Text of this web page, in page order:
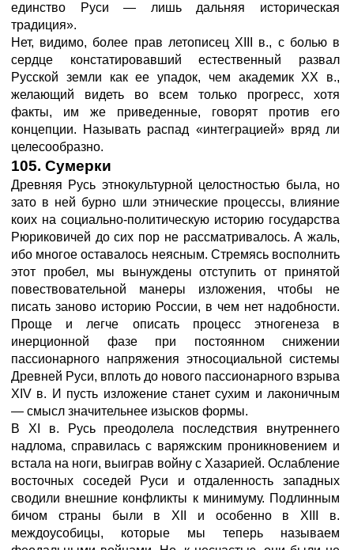
единство Руси — лишь дальняя историческая
традиция».
Нет, видимо, более прав летописец XIII в., с болью в
сердце констатировавший естественный развал
Русской земли как ее упадок, чем академик XX в.,
желающий видеть во всем только прогресс, хотя
факты, им же приведенные, говорят против его
концепции. Называть распад «интеграцией» вряд ли
целесообразно.
105. Сумерки
Древняя Русь этнокультурной целостностью была, но
зато в ней бурно шли этнические процессы, влияние
коих на социально-политическую историю государства
Рюриковичей до сих пор не рассматривалось. А жаль,
ибо многое оставалось неясным. Стремясь восполнить
этот пробел, мы вынуждены отступить от принятой
повествовательной манеры изложения, чтобы не
писать заново историю России, в чем нет надобности.
Проще и легче описать процесс этногенеза в
инерционной фазе при постоянном снижении
пассионарного напряжения этносоциальной системы
Древней Руси, вплоть до нового пассионарного взрыва
XIV в. И пусть изложение станет сухим и лаконичным
— смысл значительнее изысков формы.
В XI в. Русь преодолела последствия внутреннего
надлома, справилась с варяжским проникновением и
встала на ноги, выиграв войну с Хазарией. Ослабление
восточных соседей Руси и отдаленность западных
сводили внешние конфликты к минимуму. Подлинным
бичом страны были в XII и особенно в XIII в.
междоусобицы, которые мы теперь называем